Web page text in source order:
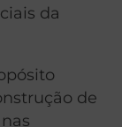
da
de